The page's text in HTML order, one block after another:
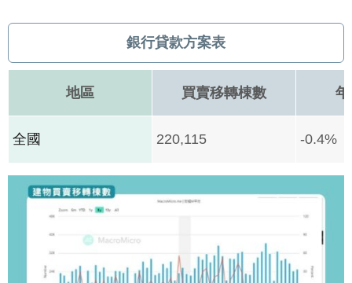
銀行貸款方案表
地區 買賣移轉棟數
全國 220,115 -0.4%